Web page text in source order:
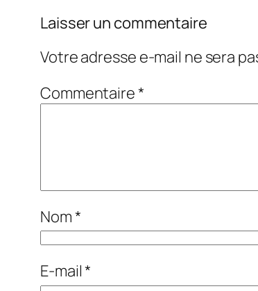
Laisser un commentaire
Votre adresse e-mail ne sera
Commentaire*
Nom*
E-mail*